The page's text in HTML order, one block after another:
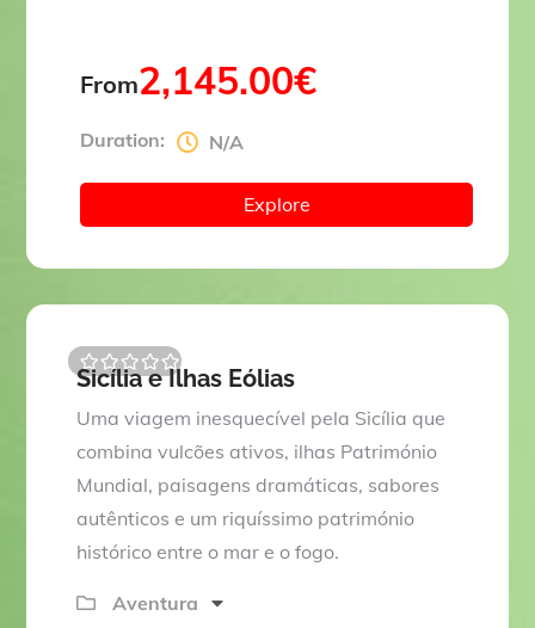
From2,145.00€
Duration: N/A
Explore
0
u
o
f
5
Sicília e Ilhas Eólias
Uma viagem inesquecível pela Sicília que
combina vulcões ativos, ilhas Património
Mundial, paisagens dramáticas, sabores
autênticos e um riquíssimo património
histórico entre o mar e o fogo.
Aventura